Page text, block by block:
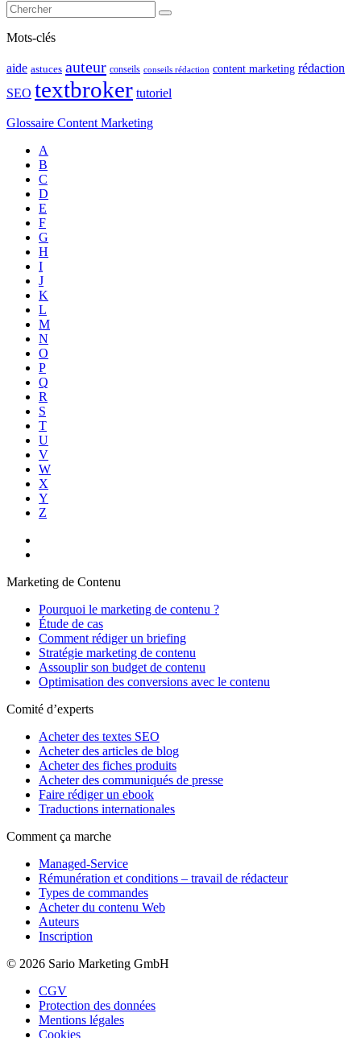
Mots-clés
aide astuces auteur conseils conseils rédaction content marketing rédaction
SEO textbroker tutoriel
Glossaire Content Marketing
A
B
C
D
E
F
G
H
I
J
K
L
M
N
O
P
Q
R
S
T
U
V
W
X
Y
Z
Marketing de Contenu
Pourquoi le marketing de contenu ?
Étude de cas
Comment rédiger un briefing
Stratégie marketing de contenu
Assouplir son budget de contenu
Optimisation des conversions avec le contenu
Comité d’experts
Acheter des textes SEO
Acheter des articles de blog
Acheter des fiches produits
Acheter des communiqués de presse
Faire rédiger un ebook
Traductions internationales
Comment ça marche
Managed-Service
Rémunération et conditions – travail de rédacteur
Types de commandes
Acheter du contenu Web
Auteurs
Inscription
© 2026 Sario Marketing GmbH
CGV
Protection des données
Mentions légales
Cookies